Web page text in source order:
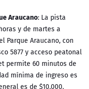
Araucano: La pista
y de martes a
Parque Araucano, con
5877 y acceso peatonal
permite 60 minutos de
mínima de ingreso es
es de $10.000.